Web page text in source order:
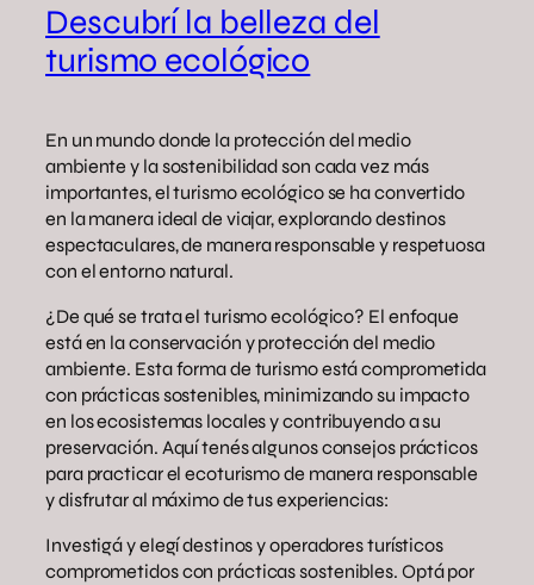
Descubrí la belleza del
turismo ecológico
En un mundo donde la protección del medio
ambiente y la sostenibilidad son cada vez más
importantes, el turismo ecológico se ha convertido
en la manera ideal de viajar, explorando destinos
espectaculares, de manera responsable y respetuosa
con el entorno natural.
¿De qué se trata el turismo ecológico? El enfoque
está en la conservación y protección del medio
ambiente. Esta forma de turismo está comprometida
con prácticas sostenibles, minimizando su impacto
en los ecosistemas locales y contribuyendo a su
preservación. Aquí tenés algunos consejos prácticos
para practicar el ecoturismo de manera responsable
y disfrutar al máximo de tus experiencias:
Investigá y elegí destinos y operadores turísticos
comprometidos con prácticas sostenibles. Optá por